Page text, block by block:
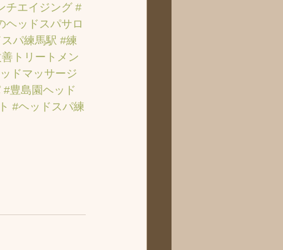
チエイジング #
ヘッドスパサロ
パ練馬駅 #練
トリートメン
ドマッサージ
#豊島園ヘッド
#ヘッドスパ練